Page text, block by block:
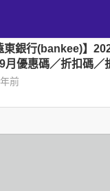
東銀行(bankee)】
月優惠碼／折扣碼／
前